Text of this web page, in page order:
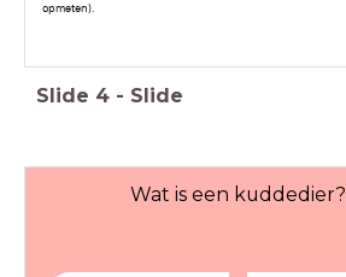
opmeten).
Slide 4 - Slide
Wat is een kuddedier?